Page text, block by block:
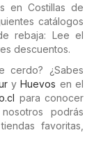
en Costillas de
catálogos
rebaja: Lee el
descuentos.
cerdo? ¿Sabes
yHuevos en el
para conocer
podrás
favoritas,